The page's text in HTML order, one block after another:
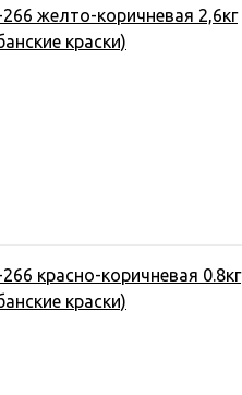
желто-коричневая 2,6кг
краски)
красно-коричневая 0.8кг
краски)